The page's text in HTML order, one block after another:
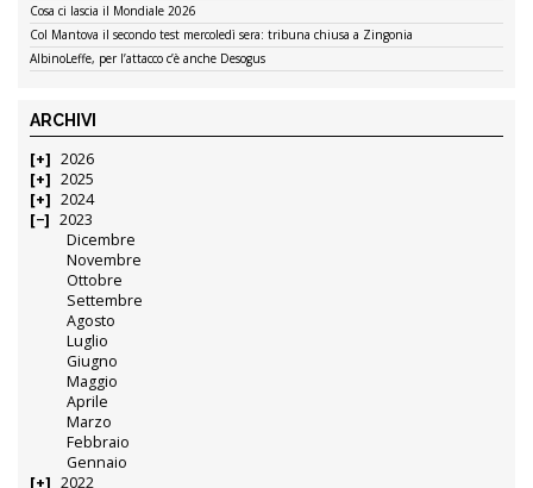
Cosa ci lascia il Mondiale 2026
Col Mantova il secondo test mercoledì sera: tribuna chiusa a Zingonia
AlbinoLeffe, per l’attacco c’è anche Desogus
ARCHIVI
2026
2025
2024
2023
Dicembre
Novembre
Ottobre
Settembre
Agosto
Luglio
Giugno
Maggio
Aprile
Marzo
Febbraio
Gennaio
2022